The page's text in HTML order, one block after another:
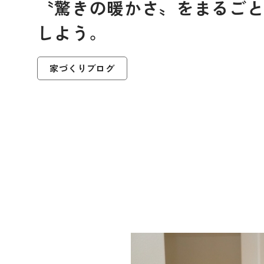
〝驚きの暖かさ〟をまるご
しよう。
家づくりブログ